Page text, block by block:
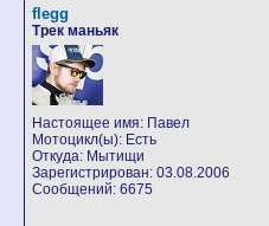
flegg
Трек маньяк
Настоящее имя: Павел
Мотоцикл(ы): Есть
Откуда: Мытищи
Зарегистрирован: 03.08.2006
Сообщений: 6675